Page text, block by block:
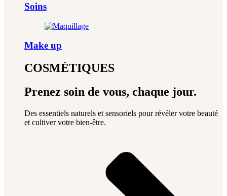
Soins
Make up
COSMÉTIQUES
Prenez soin de vous, chaque jour.
Des essentiels naturels et sensoriels pour révéler votre beauté
et cultiver votre bien-être.